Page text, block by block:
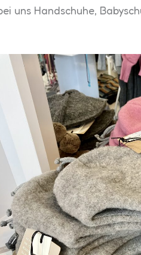
uns Handschuhe,